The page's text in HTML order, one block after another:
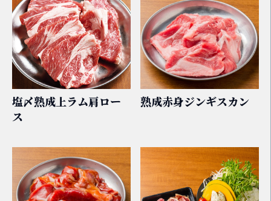
塩〆熟成上ラム肩ロー
ス
熟成赤身ジンギスカン